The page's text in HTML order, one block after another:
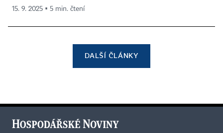
15. 9. 2025 ▪ 5 min. čtení
DALŠÍ ČLÁNKY